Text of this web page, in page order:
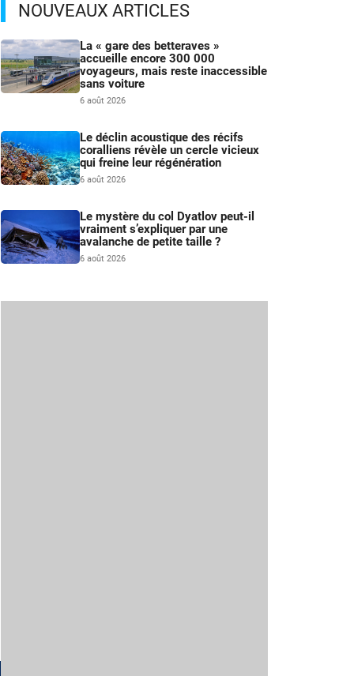
NOUVEAUX ARTICLES
La « gare des betteraves »
accueille encore 300 000
voyageurs, mais reste inaccessible
sans voiture
6 août 2026
Le déclin acoustique des récifs
coralliens révèle un cercle vicieux
qui freine leur régénération
6 août 2026
Le mystère du col Dyatlov peut-il
vraiment s’expliquer par une
avalanche de petite taille ?
6 août 2026